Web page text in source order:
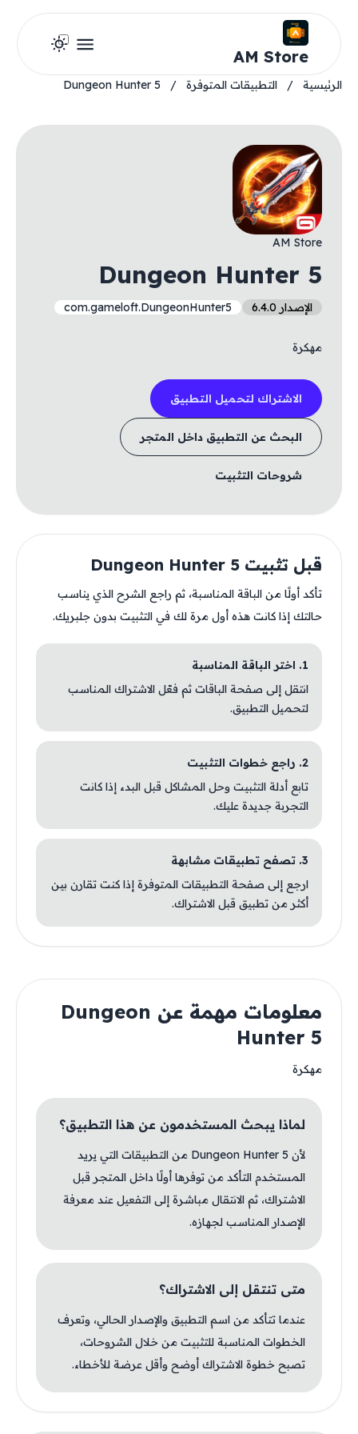
AM Store
الرئيسية / التطبيقات المتوفرة /
Dungeon Hunter 5
AM Store
Dungeon Hunter 5
الإصدار 6.4.0 com.gameloft.DungeonHunter5
مهكرة
الاشتراك لتحميل التطبيق
البحث عن التطبيق داخل المتجر
شروحات التثبيت
قبل تثبيت Dungeon Hunter 5
تأكد أولًا من الباقة المناسبة، ثم راجع الشرح الذي يناسب
حالتك إذا كانت هذه أول مرة لك في التثبيت بدون جلبريك.
1. اختر الباقة المناسبة
انتقل إلى صفحة الباقات ثم فعّل الاشتراك المناسب
لتحميل التطبيق.
2. راجع خطوات التثبيت
تابع أدلة التثبيت وحل المشاكل قبل البدء إذا كانت
التجربة جديدة عليك.
3. تصفح تطبيقات مشابهة
ارجع إلى صفحة التطبيقات المتوفرة إذا كنت تقارن بين
أكثر من تطبيق قبل الاشتراك.
معلومات مهمة عن Dungeon
Hunter 5
مهكرة
لماذا يبحث المستخدمون عن هذا التطبيق؟
لأن Dungeon Hunter 5 من التطبيقات التي يريد
المستخدم التأكد من توفرها أولًا داخل المتجر قبل
الاشتراك، ثم الانتقال مباشرة إلى التفعيل عند معرفة
الإصدار المناسب لجهازه.
متى تنتقل إلى الاشتراك؟
عندما تتأكد من اسم التطبيق والإصدار الحالي، وتعرف
الخطوات المناسبة للتثبيت من خلال الشروحات،
تصبح خطوة الاشتراك أوضح وأقل عرضة للأخطاء.